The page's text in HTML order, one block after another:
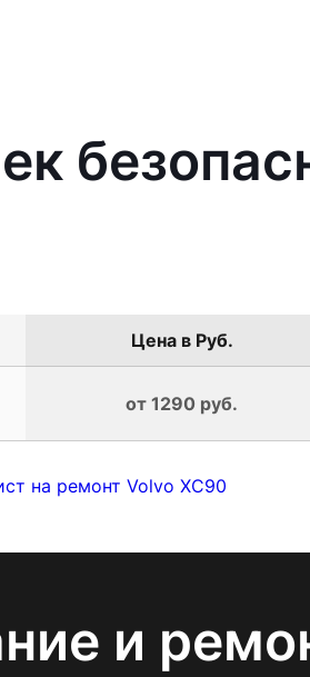
Цена в Руб.
от 1290 руб.
на ремонт Volvo XC90
и